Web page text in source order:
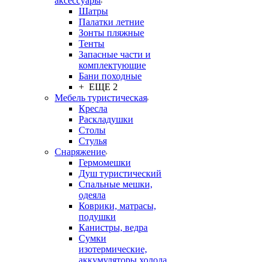
Шатры
Палатки летние
Зонты пляжные
Тенты
Запасные части и
комплектующие
Бани походные
+ ЕЩЕ 2
Мебель туристическая
Кресла
Раскладушки
Столы
Стулья
Снаряжение
Гермомешки
Душ туристический
Спальные мешки,
одеяла
Коврики, матрасы,
подушки
Канистры, ведра
Сумки
изотермические,
аккумуляторы холода